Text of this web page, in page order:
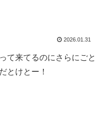
2026.01.31
て来てるのにさらにごと
とけとー！